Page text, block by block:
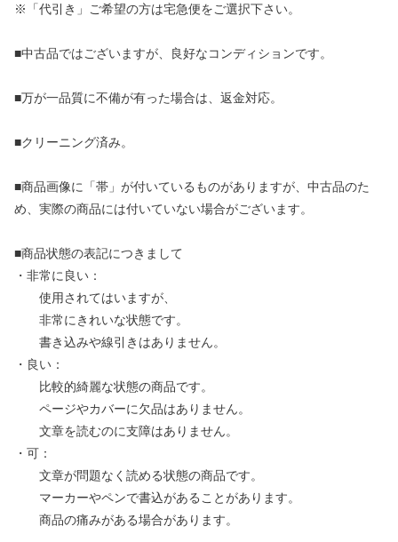
※「代引き」ご希望の方は宅急便をご選択下さい。
■中古品ではございますが、良好なコンディションです。
■万が一品質に不備が有った場合は、返金対応。
■クリーニング済み。
■商品画像に「帯」が付いているものがありますが、中古品のた
め、実際の商品には付いていない場合がございます。
■商品状態の表記につきまして
・非常に良い：
使用されてはいますが、
非常にきれいな状態です。
書き込みや線引きはありません。
・良い：
比較的綺麗な状態の商品です。
ページやカバーに欠品はありません。
文章を読むのに支障はありません。
・可：
文章が問題なく読める状態の商品です。
マーカーやペンで書込があることがあります。
商品の痛みがある場合があります。